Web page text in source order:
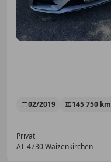
02/2019 145 750 km
Privat
AT-4730 Waizenkirchen